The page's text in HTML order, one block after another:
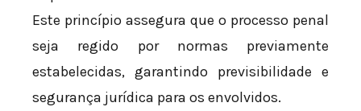
Este princípio assegura que o processo penal
seja regido por normas previamente
estabelecidas, garantindo previsibilidade e
segurança jurídica para os envolvidos.